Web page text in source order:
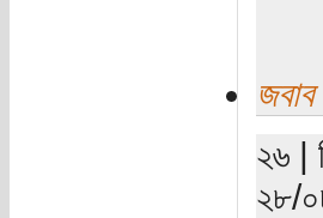
জবাব
২৬ |
২৮/